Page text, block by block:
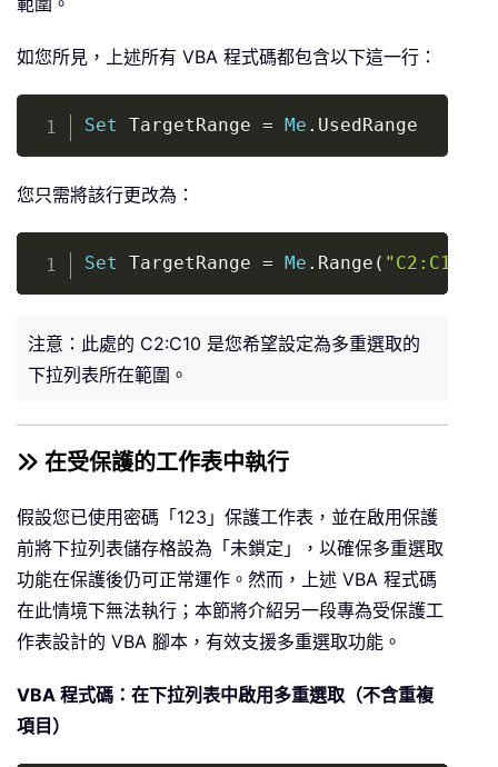
        Application
.EnableEvents
End
Sub
如您所見，上述所有 VBA 程式碼都包含以下這一行：
Set TargetRange = Me . UsedRange
Copy
您只需將該行更改為：
Set TargetRange = Me . Range ( "C2:C10"
Copy
注意：此處的 C2:C10 是您希望設定為多重選取的
下拉列表所在範圍。
在受保護的工作表中執行
假設您已使用密碼「123」保護工作表，並在啟用保護
前將下拉列表儲存格設為「未鎖定」，以確保多重選取
功能在保護後仍可正常運作。然而，上述 VBA 程式碼
在此情境下無法執行；本節將介紹另一段專為受保護工
作表設計的 VBA 腳本，有效支援多重選取功能。
VBA 程式碼：在下拉列表中啟用多重選取（不含重複
項目）